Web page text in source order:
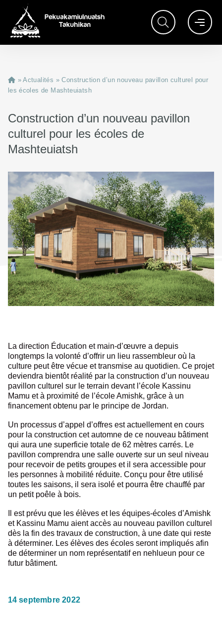
»Actualités »Construction d’un nouveau pavillon culturel pour
les écoles de Mashteuiatsh
Construction d’un nouveau pavillon
culturel pour les écoles de
Mashteuiatsh
La direction Éducation et main-d’œuvre a depuis
longtemps la volonté d’offrir un lieu rassembleur où la
culture peut être vécue et transmise au quotidien. Ce projet
deviendra bientôt réalité par la construction d’un nouveau
pavillon culturel sur le terrain devant l’école Kassinu
Mamu et à proximité de l’école Amishk, grâce à un
financement obtenu par le principe de Jordan.
Un processus d’appel d’offres est actuellement en cours
pour la construction cet automne de ce nouveau bâtiment
qui aura une superficie totale de 62 mètres carrés. Le
pavillon comprendra une salle ouverte sur un seul niveau
pour recevoir de petits groupes et il sera accessible pour
les personnes à mobilité réduite. Conçu pour être utilisé
toutes les saisons, il sera isolé et pourra être chauffé par
un petit poêle à bois.
Il est prévu que les élèves et les équipes-écoles d’Amishk
et Kassinu Mamu aient accès au nouveau pavillon culturel
dès la fin des travaux de construction, à une date qui reste
à déterminer. Les élèves des écoles seront impliqués afin
de déterminer un nom représentatif en nehlueun pour ce
futur bâtiment.
14 septembre 2022